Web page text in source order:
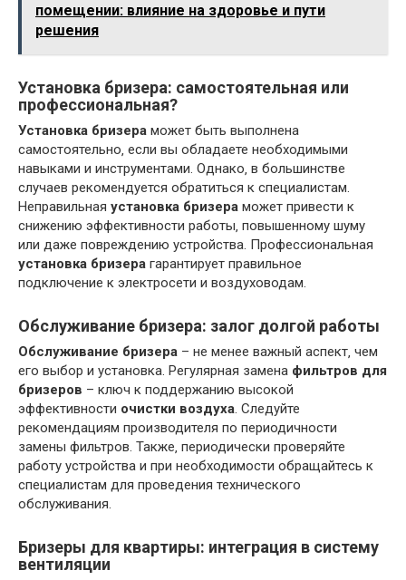
помещении: влияние на здоровье и пути
решения
Установка бризера: самостоятельная или
профессиональная?
Установка бризера может быть выполнена
самостоятельно‚ если вы обладаете необходимыми
навыками и инструментами. Однако‚ в большинстве
случаев рекомендуется обратиться к специалистам.
Неправильная установка бризера может привести к
снижению эффективности работы‚ повышенному шуму
или даже повреждению устройства. Профессиональная
установка бризера гарантирует правильное
подключение к электросети и воздуховодам.
Обслуживание бризера: залог долгой работы
Обслуживание бризера – не менее важный аспект‚ чем
его выбор и установка. Регулярная замена фильтров для
бризеров – ключ к поддержанию высокой
эффективности очистки воздуха. Следуйте
рекомендациям производителя по периодичности
замены фильтров. Также‚ периодически проверяйте
работу устройства и при необходимости обращайтесь к
специалистам для проведения технического
обслуживания.
Бризеры для квартиры: интеграция в систему
вентиляции